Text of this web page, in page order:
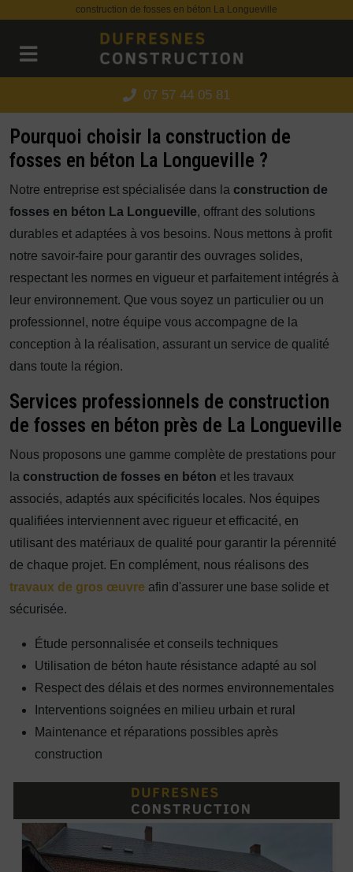
construction de fosses en béton La Longueville
07 57 44 05 81
Pourquoi choisir la construction de
fosses en béton La Longueville ?
Notre entreprise est spécialisée dans la construction de
fosses en béton La Longueville, offrant des solutions
durables et adaptées à vos besoins. Nous mettons à profit
notre savoir-faire pour garantir des ouvrages solides,
respectant les normes en vigueur et parfaitement intégrés à
leur environnement. Que vous soyez un particulier ou un
professionnel, notre équipe vous accompagne de la
conception à la réalisation, assurant un service de qualité
dans toute la région.
Services professionnels de construction
de fosses en béton près de La Longueville
Nous proposons une gamme complète de prestations pour
la construction de fosses en béton et les travaux
associés, adaptés aux spécificités locales. Nos équipes
qualifiées interviennent avec rigueur et efficacité, en
utilisant des matériaux de qualité pour garantir la pérennité
de chaque projet. En complément, nous réalisons des
travaux de gros œuvre afin d'assurer une base solide et
sécurisée.
Étude personnalisée et conseils techniques
Utilisation de béton haute résistance adapté au sol
Respect des délais et des normes environnementales
Interventions soignées en milieu urbain et rural
Maintenance et réparations possibles après
construction
Panneau de gestion des cookies